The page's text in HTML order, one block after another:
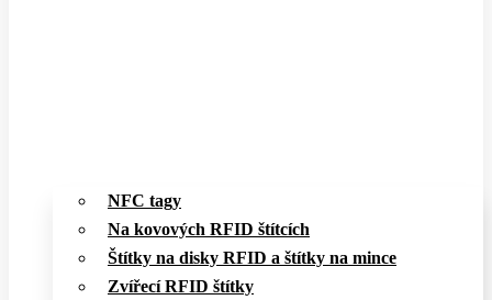
NFC tagy
Na kovových RFID štítcích
Štítky na disky RFID a štítky na mince
Zvířecí RFID štítky